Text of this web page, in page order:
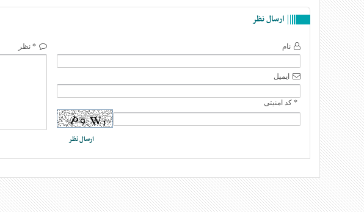
ارسال نظر
نام
ایمیل
* کد امنیتی
* نظر